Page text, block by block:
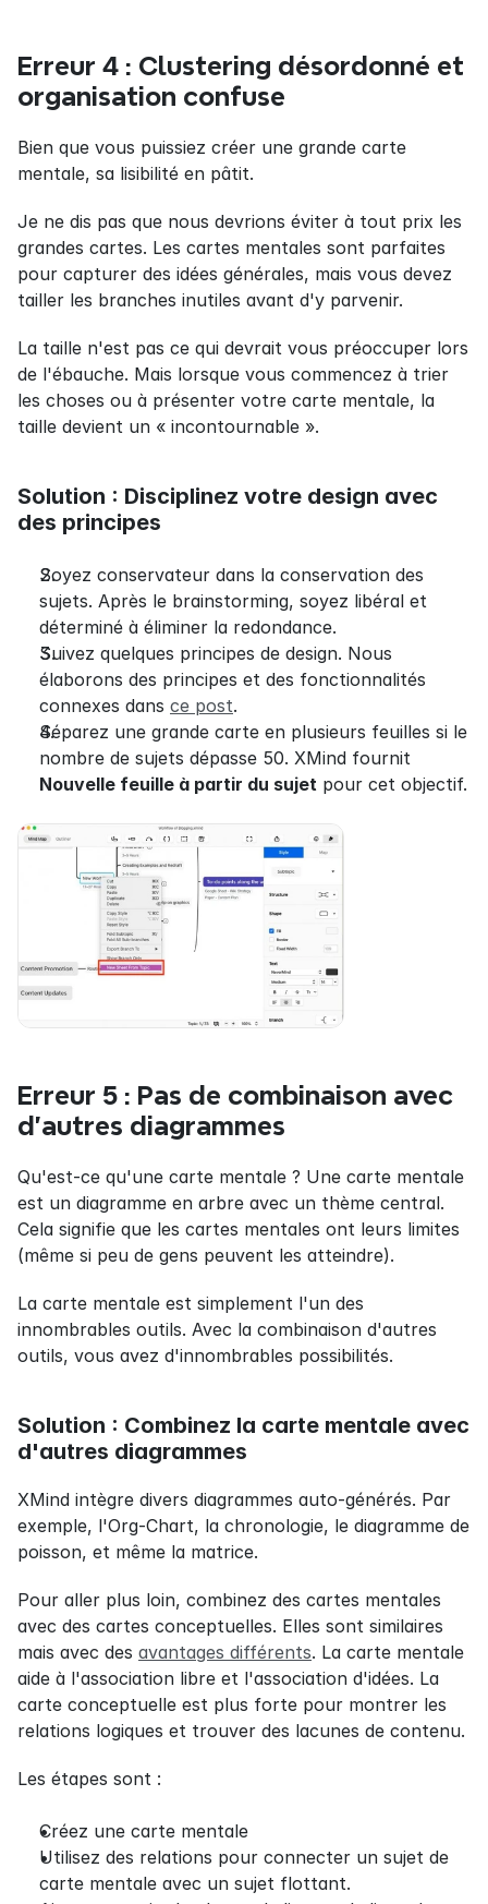
Erreur 4 : Clustering désordonné et
organisation confuse
Bien que vous puissiez créer une grande carte
mentale, sa lisibilité en pâtit.
Je ne dis pas que nous devrions éviter à tout prix les
grandes cartes. Les cartes mentales sont parfaites
pour capturer des idées générales, mais vous devez
tailler les branches inutiles avant d'y parvenir.
La taille n'est pas ce qui devrait vous préoccuper lors
de l'ébauche. Mais lorsque vous commencez à trier
les choses ou à présenter votre carte mentale, la
taille devient un « incontournable ».
Solution : Disciplinez votre design avec
des principes
Soyez conservateur dans la conservation des
sujets. Après le brainstorming, soyez libéral et
déterminé à éliminer la redondance.
Suivez quelques principes de design. Nous
élaborons des principes et des fonctionnalités
connexes dans ce post.
Séparez une grande carte en plusieurs feuilles si le
Nouvelle feuille à partir du sujet pour cet objectif.
Erreur 5 : Pas de combinaison avec
d'autres diagrammes
Qu'est-ce qu'une carte mentale ? Une carte mentale
est un diagramme en arbre avec un thème central.
Cela signifie que les cartes mentales ont leurs limites
(même si peu de gens peuvent les atteindre).
La carte mentale est simplement l'un des
innombrables outils. Avec la combinaison d'autres
outils, vous avez d'innombrables possibilités.
Solution : Combinez la carte mentale avec
d'autres diagrammes
XMind intègre divers diagrammes auto-générés. Par
exemple, l'Org-Chart, la chronologie, le diagramme de
poisson, et même la matrice.
Pour aller plus loin, combinez des cartes mentales
avec des cartes conceptuelles. Elles sont similaires
mais avec des avantages différents. La carte mentale
aide à l'association libre et l'association d'idées. La
carte conceptuelle est plus forte pour montrer les
relations logiques et trouver des lacunes de contenu.
Les étapes sont :
Créez une carte mentale
Utilisez des relations pour connecter un sujet de
carte mentale avec un sujet flottant.